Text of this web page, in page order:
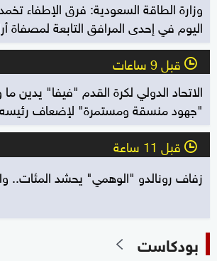
وزارة الطاقة السعودية: فرق الإطفاء
اليوم في إحدى المرافق التابعة لمصفاة
l قبل 9 ساعات
الاتحاد الدولي لكرة القدم "فيفا" يدين
"جهود منسقة ومستمرة" لإضعاف رئيسه
l قبل 11 ساعة
زفاف رونالدو "الوهمي" يحشد المئات..
بودكاست